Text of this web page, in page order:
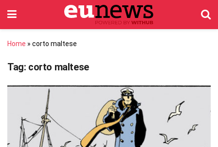
Home » corto maltese
Tag: corto maltese